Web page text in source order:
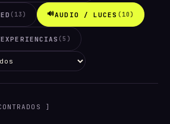
(13) 🔊AUDIO / LUCES (10)
EXPERIENCIAS (5)
]